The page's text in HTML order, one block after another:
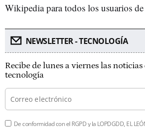
Wikipedia para todos los usuarios
NEWSLETTER - TECNOLOGÍA
Recibe de lunes a viernes las noticias
tecnología
De conformidad con el RGPD y la LOPDGDD, EL